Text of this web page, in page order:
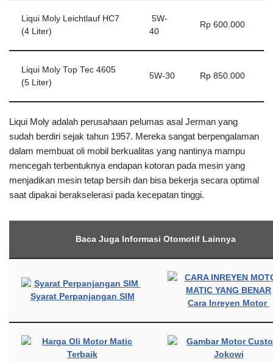
Liqui Moly Leichtlauf HC7
(4 Liter)
5W-
40
Rp 600.000
Liqui Moly Top Tec 4605
(5 Liter)
5W-30 Rp 850.000
Liqui Moly adalah perusahaan pelumas asal Jerman yang
sudah berdiri sejak tahun 1957. Mereka sangat berpengalaman
dalam membuat oli mobil berkualitas yang nantinya mampu
mencegah terbentuknya endapan kotoran pada mesin yang
menjadikan mesin tetap bersih dan bisa bekerja secara optimal
saat dipakai berakselerasi pada kecepatan tinggi.
Baca Juga Informasi Otomotif Lainnya
Syarat Perpanjangan SIM
Cara Inreyen Motor